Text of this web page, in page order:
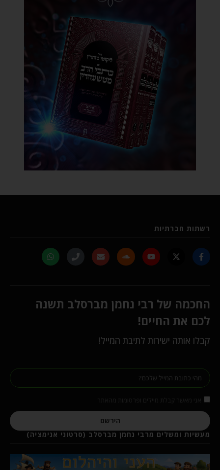
רשתות חברתיות
החכמה של רבי נחמן מברסלב תשנה
לכם את החיים!
קבלו אותה ישירות לתיבת המייל!
הירשם
מעשיות ומשלים מרבי נחמן מברסלב (סרטוני אנימציה)